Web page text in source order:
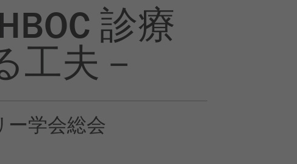
診療
工夫－
ー学会総会